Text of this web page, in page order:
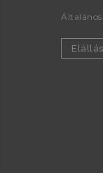
Általános